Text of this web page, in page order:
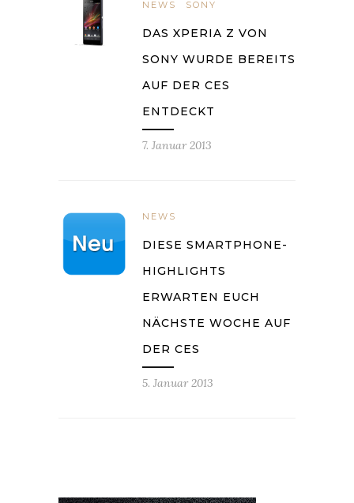
NEWS SONY
DAS XPERIA Z VON
SONY WURDE BEREITS
AUF DER CES
ENTDECKT
7. Januar 2013
NEWS
DIESE SMARTPHONE-
HIGHLIGHTS
ERWARTEN EUCH
NÄCHSTE WOCHE AUF
DER CES
5. Januar 2013